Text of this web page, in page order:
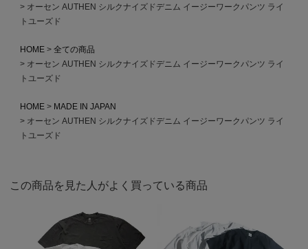
オーセン AUTHEN シルクナイズドデニム イージーワークパンツ ライ
トユーズド
HOME
全ての商品
オーセン AUTHEN シルクナイズドデニム イージーワークパンツ ライ
トユーズド
HOME
MADE IN JAPAN
オーセン AUTHEN シルクナイズドデニム イージーワークパンツ ライ
トユーズド
この商品を見た人がよく買っている商品